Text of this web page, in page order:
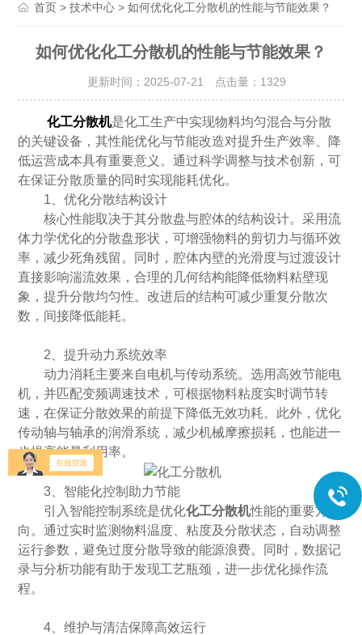
首页 >技术中心 > 如何优化化工分散机的性能与节能效果？
如何优化化工分散机的性能与节能效果？
更新时间：2025-07-21 点击量： 1329
化工分散机是化工生产中实现物料均匀混合与分散
的关键设备，其性能优化与节能改造对提升生产效率、降
低运营成本具有重要意义。通过科学调整与技术创新，可
在保证分散质量的同时实现能耗优化。
​​1、优化分散结构设计​​
核心性能取决于其分散盘与腔体的结构设计。采用流
体力学优化的分散盘形状，可增强物料的剪切力与循环效
率，减少死角残留。同时，腔体内壁的光滑度与过渡设计
直接影响湍流效果，合理的几何结构能降低物料粘壁现
象，提升分散均匀性。改进后的结构可减少重复分散次
数，间接降低能耗。
2、​​提升动力系统效率​​
动力消耗主要来自电机与传动系统。选用高效节能电
机，并匹配变频调速技术，可根据物料粘度实时调节转
速，在保证分散效果的前提下降低无效功耗。此外，优化
传动轴与轴承的润滑系统，减少机械摩擦损耗，也能进一
步提高能量利用率。
​​3、智能化控制助力节能​​
引入智能控制系统是优化化工分散机性能的重要方
向。通过实时监测物料温度、粘度及分散状态，自动调整
运行参数，避免过度分散导致的能源浪费。同时，数据记
录与分析功能有助于发现工艺瓶颈，进一步优化操作流
程。
4、​​维护与清洁保障高效运行​​